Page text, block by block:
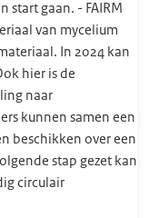
start gaan. - FAIRM
van mycelium
In 2024 kan
hier is de
naar
kunnen samen een
beschikken over een
stap gezet kan
circulair